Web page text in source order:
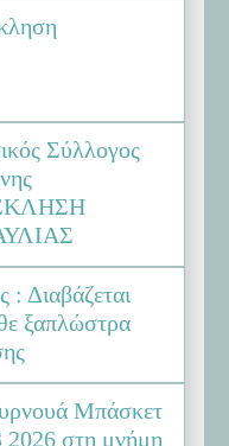
Σύλλογος
: Διαβάζεται
ξαπλώστρα
Μπάσκετ
2026 στη μνήμη